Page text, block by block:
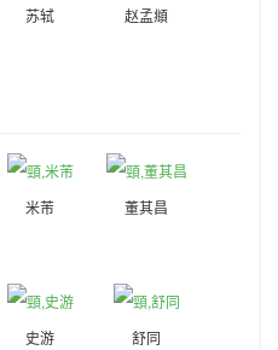
苏轼 赵孟頫
米芾 董其昌
史游 舒同